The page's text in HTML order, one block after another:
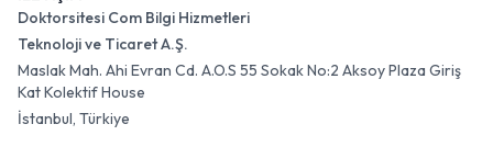
Doktorsitesi Com Bilgi Hizmetleri
Teknoloji ve Ticaret A.Ş.
Maslak Mah. Ahi Evran Cd. A.O.S 55 Sokak No:2 Aksoy Plaza Giriş
Kat Kolektif House
İstanbul, Türkiye